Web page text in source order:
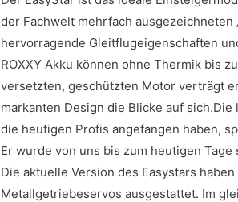
der Fachwelt mehrfach ausgezeichneten
hervorragende Gleitflugeigenschaften
ROXXY Akku können ohne Thermik bis
versetzten, geschützten Motor verträgt
markanten Design die Blicke auf
die heutigen Profis angefangen haben,
Er wurde von uns bis zum heutigen
Die aktuelle Version des Easystars
Metallgetriebeservos ausgestattet. Im